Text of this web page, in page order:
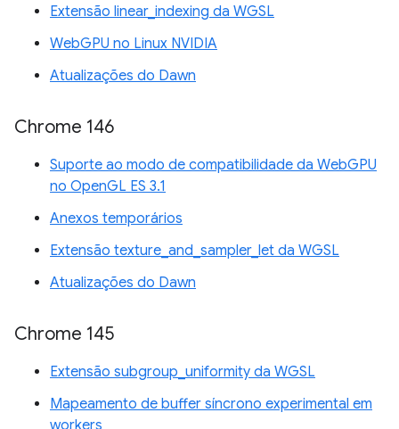
Extensão linear_indexing da WGSL
WebGPU no Linux NVIDIA
Atualizações do Dawn
Chrome 146
Suporte ao modo de compatibilidade da WebGPU
no OpenGL ES 3.1
Anexos temporários
Extensão texture_and_sampler_let da WGSL
Atualizações do Dawn
Chrome 145
Extensão subgroup_uniformity da WGSL
Mapeamento de buffer síncrono experimental em